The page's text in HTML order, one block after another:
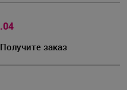
.04
Получите заказ